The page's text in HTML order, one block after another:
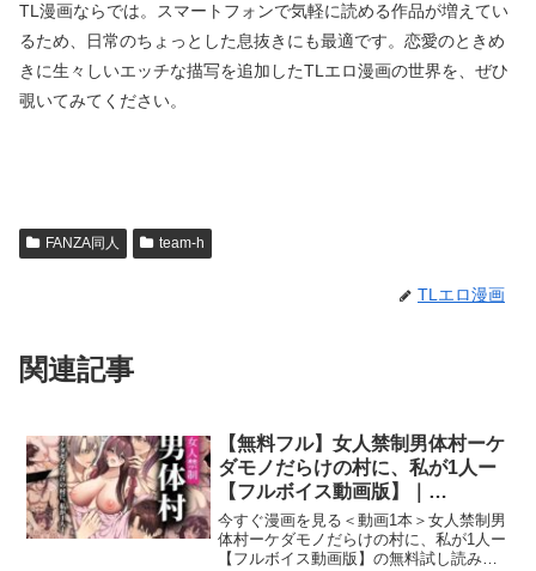
TL漫画ならでは。スマートフォンで気軽に読める作品が増えてい
るため、日常のちょっとした息抜きにも最適です。恋愛のときめ
きに生々しいエッチな描写を追加したTLエロ漫画の世界を、ぜひ
覗いてみてください。
FANZA同人 team-h
TLエロ漫画
関連記事
【無料フル】女人禁制男体村ーケ
ダモノだらけの村に、私が1人ー
【フルボイス動画版】｜
KZentertainment
今すぐ漫画を見る＜動画1本＞女人禁制男
体村ーケダモノだらけの村に、私が1人ー
【フルボイス動画版】の無料試し読み